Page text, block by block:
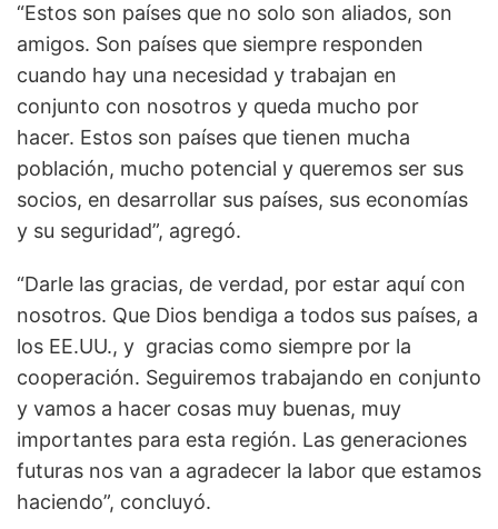
“Estos son países que no solo son aliados, son
amigos. Son países que siempre responden
cuando hay una necesidad y trabajan en
conjunto con nosotros y queda mucho por
hacer. Estos son países que tienen mucha
población, mucho potencial y queremos ser sus
socios, en desarrollar sus países, sus economías
y su seguridad”, agregó.
“Darle las gracias, de verdad, por estar aquí con
nosotros. Que Dios bendiga a todos sus países, a
los EE.UU., y gracias como siempre por la
cooperación. Seguiremos trabajando en conjunto
y vamos a hacer cosas muy buenas, muy
importantes para esta región. Las generaciones
futuras nos van a agradecer la labor que estamos
haciendo”, concluyó.